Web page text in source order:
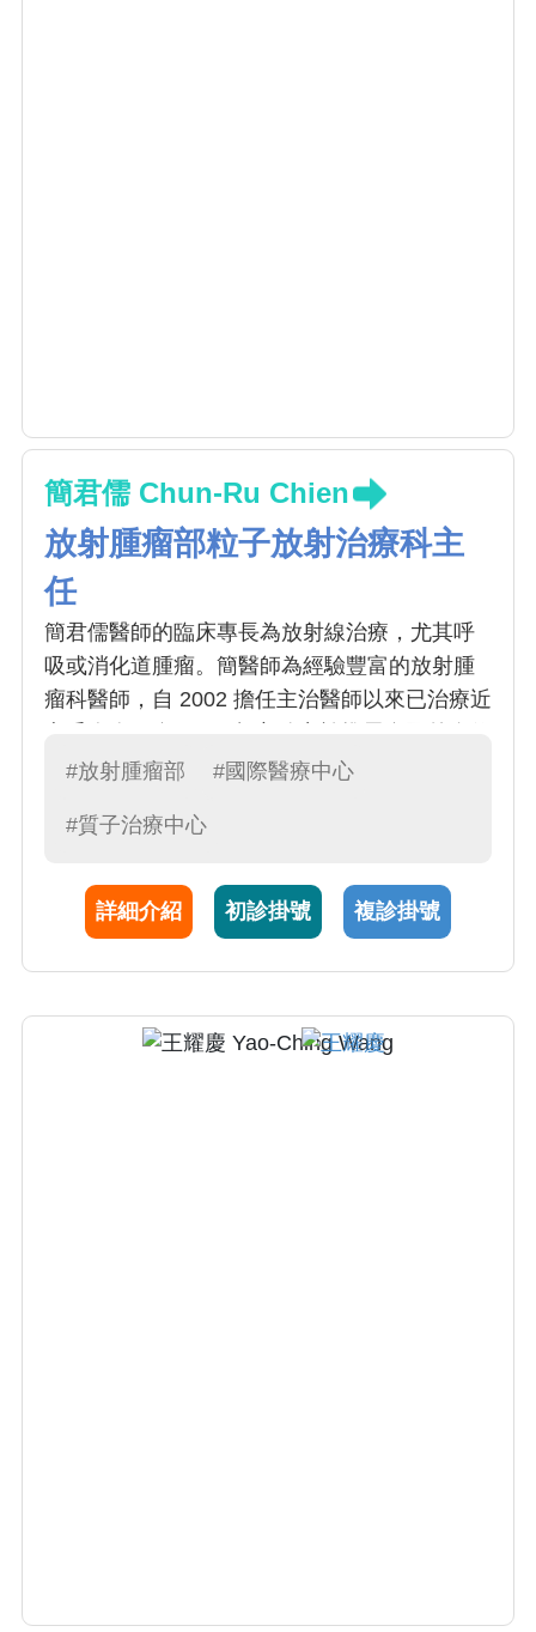
簡君儒 Chun-Ru Chien
放射腫瘤部粒子放射治療科主
任
簡君儒醫師的臨床專長為放射線治療，尤其呼
吸或消化道腫瘤。簡醫師為經驗豐富的放射腫
瘤科醫師，自 2002 擔任主治醫師以來已治療近
習得之 SABR (或稱光子刀立體定位放射線治療
，至今已有約五十例順利完成且均無明顯副作
低分次、高劑量的放射線治療
#放射腫瘤部 #國際醫療中心
#質子治療中心
詳細介紹 初診掛號 複診掛號